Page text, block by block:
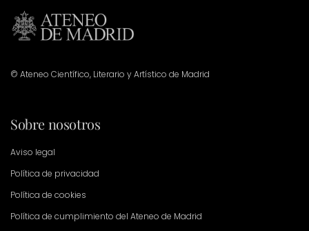
© Ateneo Científico, Literario y Artístico de Madrid
Sobre nosotros
Aviso legal
Política de privacidad
Política de cookies
Política de cumplimiento del Ateneo de Madrid